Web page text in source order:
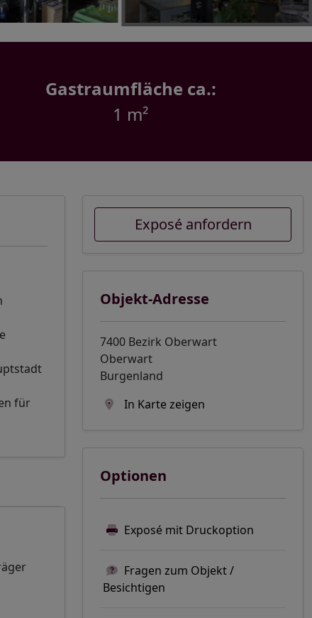
Gastraumfläche ca.:
1 m²
für
Exposé anfordern
Objekt-Adresse
7400 Bezirk Oberwart
Oberwart
Burgenland
In Karte zeigen
Optionen
Exposé mit Druckoption
Fragen zum Objekt /
Besichtigen